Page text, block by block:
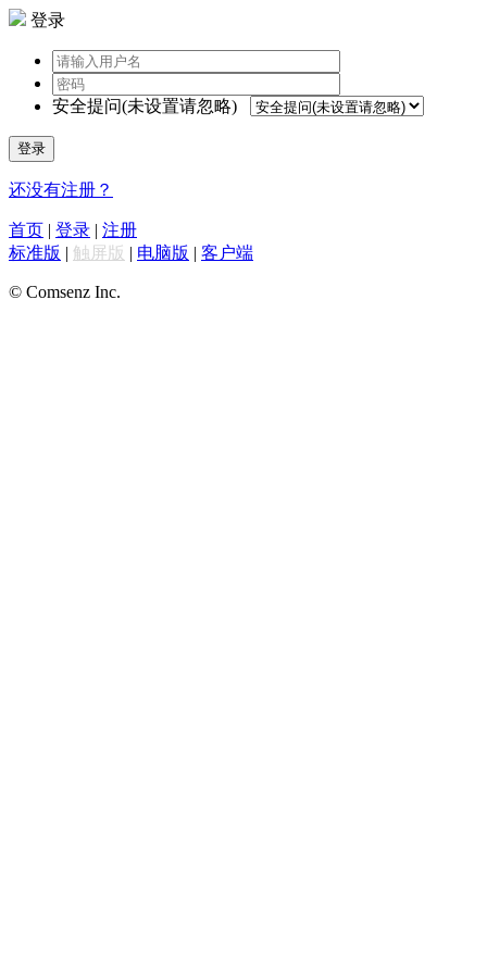
登录
安全提问(未设置请忽略)
登录
还没有注册？
首页 | 登录 | 注册
标准版 | 触屏版 | 电脑版 | 客户端
© Comsenz Inc.